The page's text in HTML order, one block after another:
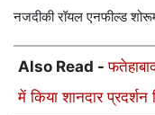
नजदीकी रॉयल एनफील्ड
Also Read -
में किया शानदार